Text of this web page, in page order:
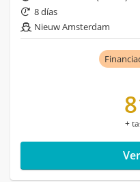
8 días
Nieuw Amsterdam
+